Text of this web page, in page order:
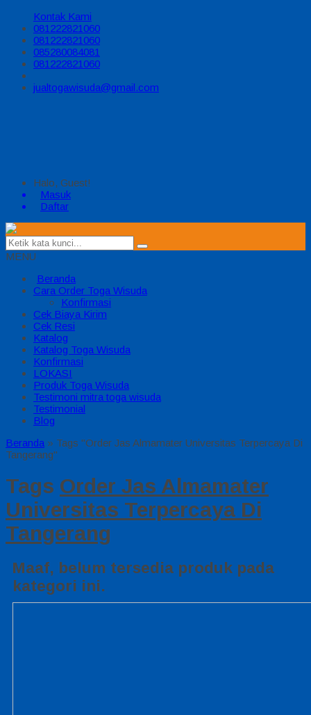
Kontak Kami
081222821060
081222821060
085280084081
081222821060
jualtogawisuda@gmail.com
Halo, Guest!
Masuk
Daftar
MENU
Beranda
Cara Order Toga Wisuda
Konfirmasi
Cek Biaya Kirim
Cek Resi
Katalog
Katalog Toga Wisuda
Konfirmasi
LOKASI
Produk Toga Wisuda
Testimoni mitra toga wisuda
Testimonial
Blog
Beranda » Tags "Order Jas Almamater Universitas Terpercaya Di
Tangerang"
Tags Order Jas Almamater
Universitas Terpercaya Di
Tangerang
Maaf, belum tersedia produk pada
kategori ini.